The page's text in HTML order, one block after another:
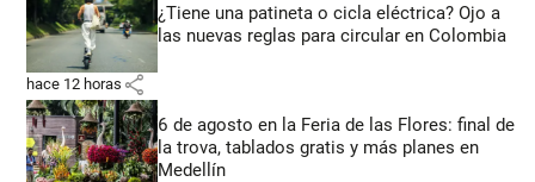
¿Tiene una patineta o cicla eléctrica? Ojo a
las nuevas reglas para circular en Colombia
hace 12 horas share
6 de agosto en la Feria de las Flores: final de
la trova, tablados gratis y más planes en
Medellín